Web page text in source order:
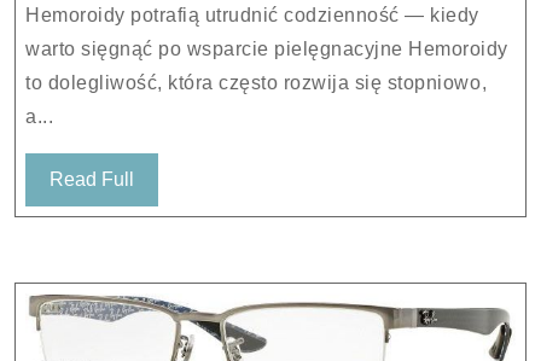
35ml
Hemoroidy potrafią utrudnić codzienność — kiedy
warto sięgnąć po wsparcie pielęgnacyjne Hemoroidy
to dolegliwość, która często rozwija się stopniowo,
a...
Read Full
Full